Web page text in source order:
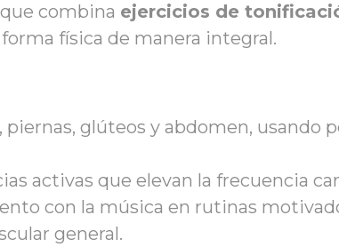
combina ejercicios de
física de manera integral.
piernas, glúteos y abdomen, usando
activas que elevan la frecuencia
con la música en rutinas
general.